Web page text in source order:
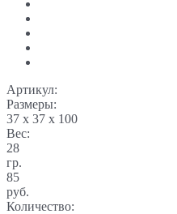
Артикул:
Размеры:
37 x 37 x 100
Вес:
28
гр.
85
руб.
Количество: